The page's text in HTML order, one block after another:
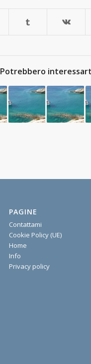
Potrebbero
PAGINE
Contattami
Cookie Policy (UE)
Home
Info
Privacy policy